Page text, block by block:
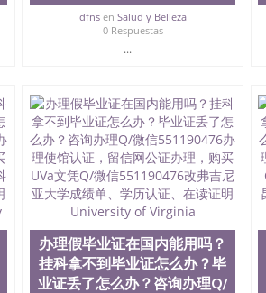
dfnsen Salud y Belleza
0 Respuestas
...
办理假毕业证在国内能用吗？
挂科拿不到毕业证怎么办？毕
业证丢了怎么办？咨询办理Q/